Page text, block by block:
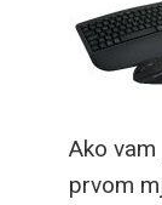
energiju
rad.
Ako
prvom